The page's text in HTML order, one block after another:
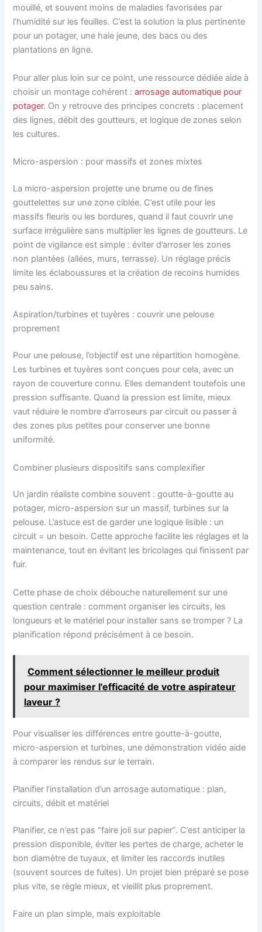
mouillé, et souvent moins de maladies favorisées par
l’humidité sur les feuilles. C’est la solution la plus pertinente
pour un potager, une haie jeune, des bacs ou des
plantations en ligne.
Pour aller plus loin sur ce point, une ressource dédiée aide à
choisir un montage cohérent :arrosage automatique pour
potager. On y retrouve des principes concrets : placement
des lignes, débit des goutteurs, et logique de zones selon
les cultures.
Micro-aspersion : pour massifs et zones mixtes
La micro-aspersion projette une brume ou de fines
gouttelettes sur une zone ciblée. C’est utile pour les
massifs fleuris ou les bordures, quand il faut couvrir une
surface irrégulière sans multiplier les lignes de goutteurs. Le
point de vigilance est simple : éviter d’arroser les zones
non plantées (allées, murs, terrasse). Un réglage précis
limite les éclaboussures et la création de recoins humides
peu sains.
Aspiration/turbines et tuyères : couvrir une pelouse
proprement
Pour une pelouse, l’objectif est une répartition homogène.
Les turbines et tuyères sont conçues pour cela, avec un
rayon de couverture connu. Elles demandent toutefois une
pression suffisante. Quand la pression est limite, mieux
vaut réduire le nombre d’arroseurs par circuit ou passer à
des zones plus petites pour conserver une bonne
uniformité.
Combiner plusieurs dispositifs sans complexifier
Un jardin réaliste combine souvent : goutte-à-goutte au
potager, micro-aspersion sur un massif, turbines sur la
pelouse. L’astuce est de garder une logique lisible : un
circuit = un besoin. Cette approche facilite les réglages et la
maintenance, tout en évitant les bricolages qui finissent par
fuir.
Cette phase de choix débouche naturellement sur une
question centrale : comment organiser les circuits, les
longueurs et le matériel pour installer sans se tromper ? La
planification répond précisément à ce besoin.
Comment sélectionner le meilleur produit
pour maximiser l'efficacité de votre aspirateur
laveur ?
Pour visualiser les différences entre goutte-à-goutte,
micro-aspersion et turbines, une démonstration vidéo aide
à comparer les rendus sur le terrain.
Planifier l’installation d’un arrosage automatique : plan,
circuits, débit et matériel
Planifier, ce n’est pas “faire joli sur papier”. C’est anticiper la
pression disponible, éviter les pertes de charge, acheter le
bon diamètre de tuyaux, et limiter les raccords inutiles
(souvent sources de fuites). Un projet bien préparé se pose
plus vite, se règle mieux, et vieillit plus proprement.
Faire un plan simple, mais exploitable